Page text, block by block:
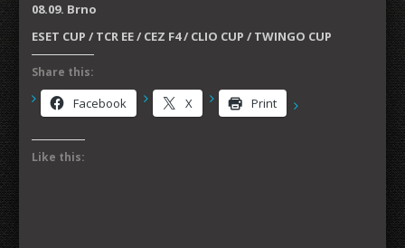
08.09. Brno
ESET CUP / TCR EE / CEZ F4 / CLIO CUP / TWINGO CUP
Share this:
Facebook X Print
Like this: